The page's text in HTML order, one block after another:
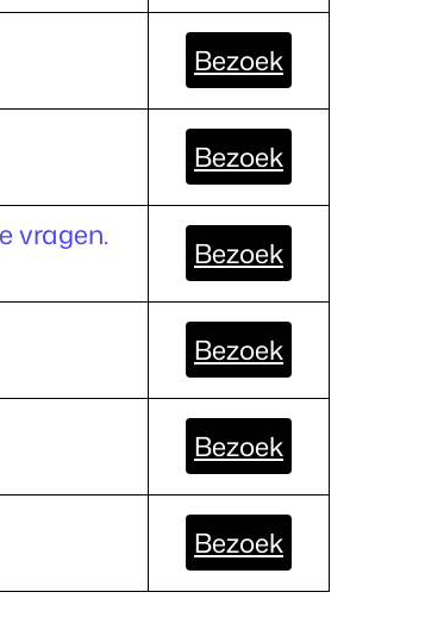
Bezoek
Bezoek
vragen.
Bezoek
Bezoek
Bezoek
Bezoek